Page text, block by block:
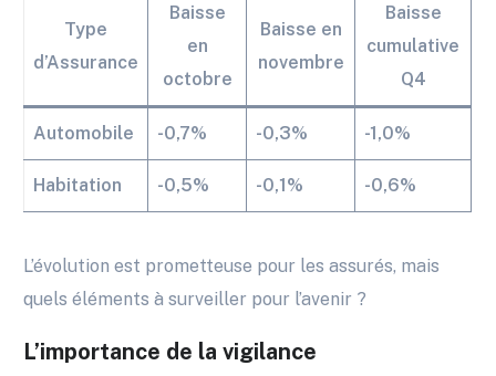
Type
d’Assurance
Baisse
en
octobre
Baisse en
novembre
Baisse
cumulative
Q4
Automobile -0,7% -0,3% -1,0%
Habitation -0,5% -0,1% -0,6%
L’évolution est prometteuse pour les assurés, mais
quels éléments à surveiller pour l’avenir ?
L’importance de la vigilance